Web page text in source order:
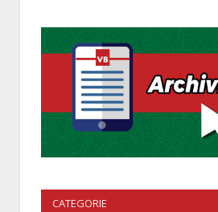
CATEGORIE